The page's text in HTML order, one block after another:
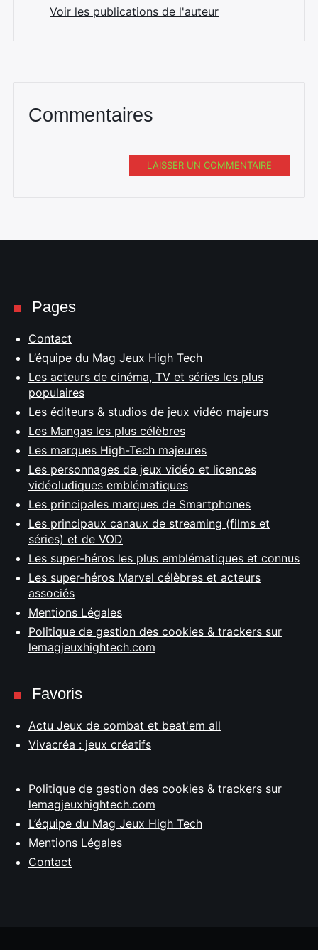
Voir les publications de l'auteur
Commentaires
LAISSER UN COMMENTAIRE
Pages
Contact
L’équipe du Mag Jeux High Tech
Les acteurs de cinéma, TV et séries les plus
populaires
Les éditeurs & studios de jeux vidéo majeurs
Les Mangas les plus célèbres
Les marques High-Tech majeures
Les personnages de jeux vidéo et licences
vidéoludiques emblématiques
Les principales marques de Smartphones
Les principaux canaux de streaming (films et
séries) et de VOD
Les super-héros les plus emblématiques et connus
Les super-héros Marvel célèbres et acteurs
associés
Mentions Légales
Politique de gestion des cookies & trackers sur
lemagjeuxhightech.com
Favoris
Actu Jeux de combat et beat'em all
Vivacréa : jeux créatifs
Politique de gestion des cookies & trackers sur
lemagjeuxhightech.com
L’équipe du Mag Jeux High Tech
Mentions Légales
Contact